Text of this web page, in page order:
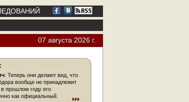
07 августа 2026 г.
: Теперь они делают вид, что
вообще не принадлежит
прошлом году его
как официальный.